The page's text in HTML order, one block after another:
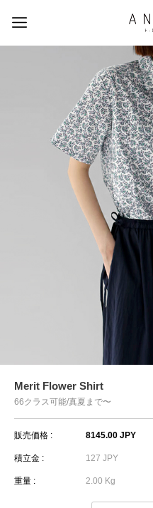
人気
#신상5%할인
#MD추천 #당일
Merit Flower Shirt
66クラス可能/真夏まで〜
販売価格 : 8145.00 JPY
積立金 : 127 JPY
重量 : 2.00 Kg